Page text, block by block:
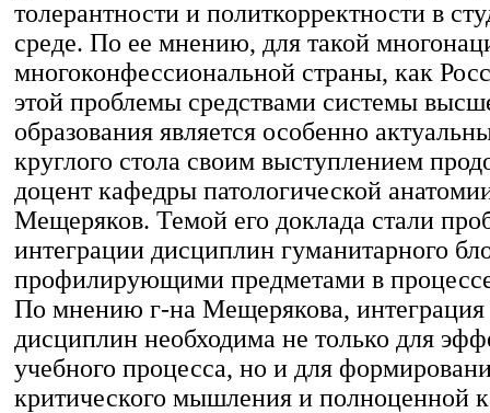
толерантности и политкорректности в
среде. По ее мнению, для такой
многоконфессиональной страны, как
этой проблемы средствами системы
образования является особенно
круглого стола своим выступлением
доцент кафедры патологической
Мещеряков. Темой его доклада стали
интеграции дисциплин гуманитарного
профилирующими предметами в
По мнению г-на Мещерякова, интеграция
дисциплин необходима не только для
учебного процесса, но и для
критического мышления и полноценной